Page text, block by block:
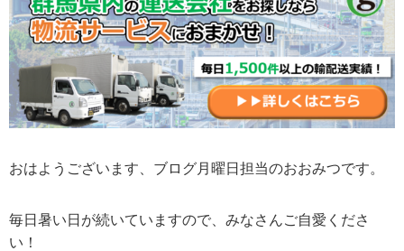
おはようございます、ブログ月曜日担当のおおみつです。
毎日暑い日が続いていますので、みなさんご自愛くださ
い！